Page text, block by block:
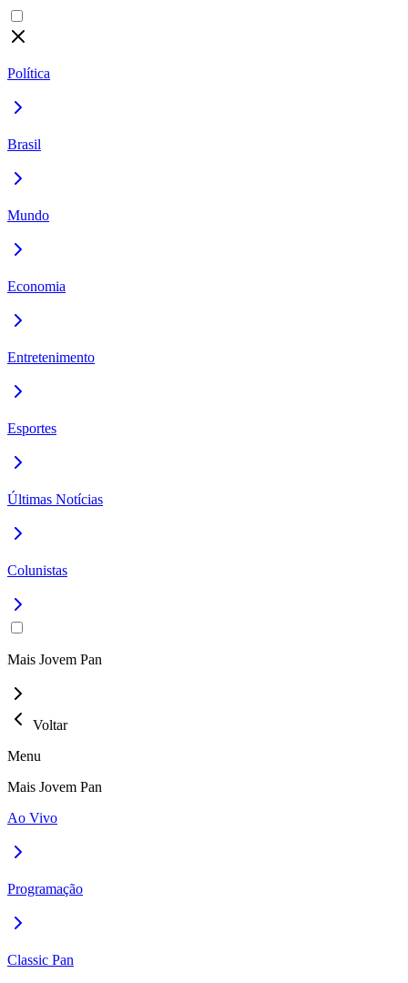
Política
Brasil
Mundo
Economia
Entretenimento
Esportes
Últimas Notícias
Colunistas
Mais Jovem Pan
Voltar
Menu
Mais Jovem Pan
Ao Vivo
Programação
Classic Pan